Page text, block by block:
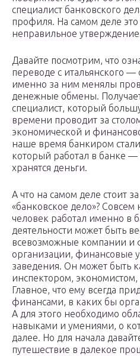
специалист банковского
профиля. На самом деле
неправильное
Давайте посмотрим, что
переводе с итальянского
именно за ним менялы
денежные обмены.
специалист, который
времени проводит за
экономической и
наше время банкиром
который работал в банке —
хранятся деньги.
А что на самом деле стоит
«банковское дело»? Совсем
человек работал именно в
деятельности может быть
всевозможные компании
организации, финансовые
заведения. Он может быть
инспектором, экономистом,
Главное, что ему всегда
финансами, в каких бы
А для этого необходимо
навыками и умениями, о
далее. Но для начала
путешествие в далекое